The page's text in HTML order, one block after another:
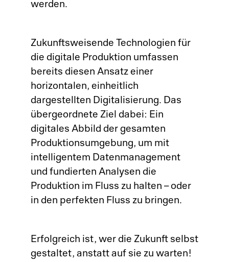
werden.
Zukunftsweisende Technologien für
die digitale Produktion umfassen
bereits diesen Ansatz einer
horizontalen, einheitlich
dargestellten Digitalisierung. Das
übergeordnete Ziel dabei: Ein
digitales Abbild der gesamten
Produktionsumgebung, um mit
intelligentem Datenmanagement
und fundierten Analysen die
Produktion im Fluss zu halten – oder
in den perfekten Fluss zu bringen.
Erfolgreich ist, wer die Zukunft selbst
gestaltet, anstatt auf sie zu warten!